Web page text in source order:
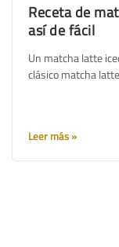
Receta de
así de fácil
Un matcha latte
clásico matcha
Leer más